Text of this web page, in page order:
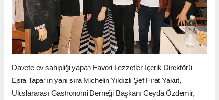
Davete ev sahipliği yapan Favori Lezzetler İçerik Direktörü
Esra Tapar'ın yanı sıra Michelin Yıldızlı Şef Fırat Yakut,
Uluslararası Gastronomi Derneği Başkanı Ceyda Özdemir,